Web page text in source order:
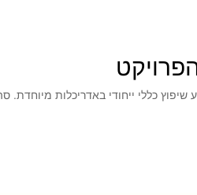
כללי ייחודי באדריכלות מיוחדת. סה"כ